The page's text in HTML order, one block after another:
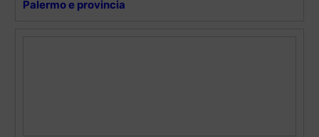
Palermo e provincia